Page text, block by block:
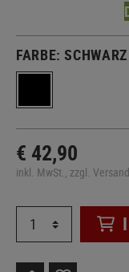
FARBE:SCHWARZ
€ 42,90
inkl. MwSt., zzgl.